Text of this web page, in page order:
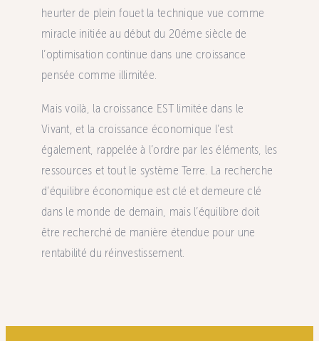
heurter de plein fouet la technique vue comme
miracle initiée au début du 20éme siècle de
l’optimisation continue dans une croissance
pensée comme illimitée.
Mais voilà, la croissance EST limitée dans le
Vivant, et la croissance économique l’est
également, rappelée à l’ordre par les éléments, les
ressources et tout le système Terre. La recherche
d’équilibre économique est clé et demeure clé
dans le monde de demain, mais l’équilibre doit
être recherché de manière étendue pour une
rentabilité du réinvestissement.